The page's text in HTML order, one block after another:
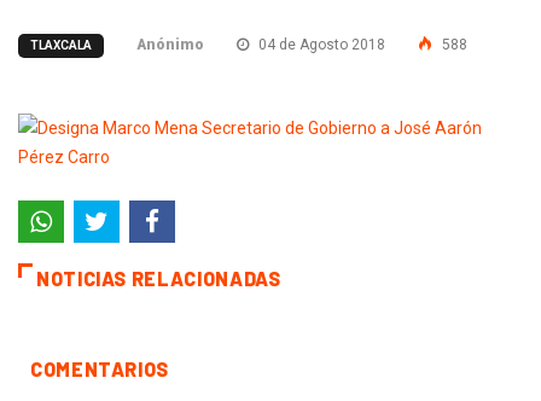
TLAXCALA Anónimo 04 de Agosto 2018 588
NOTICIAS RELACIONADAS
COMENTARIOS